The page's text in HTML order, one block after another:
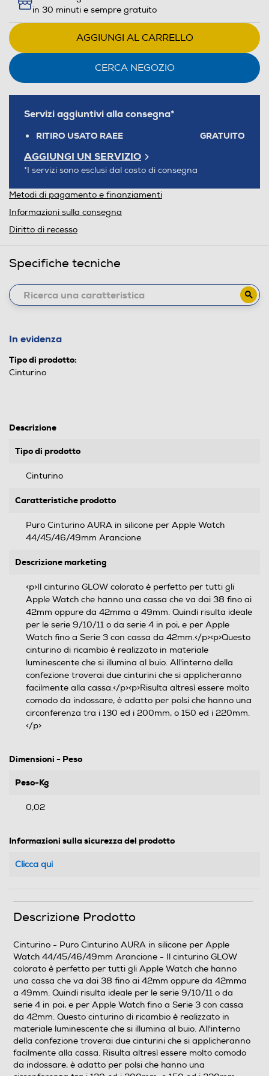
in 30 minuti e sempre gratuito
AGGIUNGI AL CARRELLO
CERCA NEGOZIO
Servizi aggiuntivi alla consegna*
RITIRO USATO RAEE GRATUITO
AGGIUNGI UN SERVIZIO
*I servizi sono esclusi dal costo di consegna
Metodi di pagamento e finanziamenti
Informazioni sulla consegna
Diritto di recesso
Specifiche tecniche
In evidenza
Tipo di prodotto:
Cinturino
Descrizione
Tipo di prodotto
Cinturino
Caratteristiche prodotto
Puro Cinturino AURA in silicone per Apple Watch
44/45/46/49mm Arancione
Descrizione marketing
<p>Il cinturino GLOW colorato è perfetto per tutti gli
Apple Watch che hanno una cassa che va dai 38 fino ai
42mm oppure da 42mma a 49mm. Quindi risulta ideale
per le serie 9/10/11 o da serie 4 in poi, e per Apple
Watch fino a Serie 3 con cassa da 42mm.</p><p>Questo
cinturino di ricambio è realizzato in materiale
luminescente che si illumina al buio. All'interno della
confezione troverai due cinturini che si applicheranno
facilmente alla cassa.</p><p>Risulta altresì essere molto
comodo da indossare, è adatto per polsi che hanno una
circonferenza tra i 130 ed i 200mm, o 150 ed i 220mm.
</p>
Dimensioni - Peso
Peso-Kg
0,02
Informazioni sulla sicurezza del prodotto
Clicca qui
Descrizione Prodotto
Cinturino - Puro Cinturino AURA in silicone per Apple
Watch 44/45/46/49mm Arancione - Il cinturino GLOW
colorato è perfetto per tutti gli Apple Watch che hanno
una cassa che va dai 38 fino ai 42mm oppure da 42mma
a 49mm. Quindi risulta ideale per le serie 9/10/11 o da
serie 4 in poi, e per Apple Watch fino a Serie 3 con cassa
da 42mm. Questo cinturino di ricambio è realizzato in
materiale luminescente che si illumina al buio. All'interno
della confezione troverai due cinturini che si applicheranno
facilmente alla cassa. Risulta altresì essere molto comodo
da indossare, è adatto per polsi che hanno una